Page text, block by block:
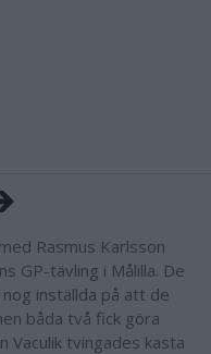
Rasmus Karlsson
GP-tävling i Målilla. De
inställda på att de
båda två fick göra
Vaculik tvingades kasta